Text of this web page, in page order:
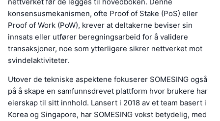
nettverket før de legges til hovedboken. Denne
konsensusmekanismen, ofte Proof of Stake (PoS) eller
Proof of Work (PoW), krever at deltakerne beviser sin
innsats eller utfører beregningsarbeid for å validere
transaksjoner, noe som ytterligere sikrer nettverket mot
svindelaktiviteter.
Utover de tekniske aspektene fokuserer SOMESING også
på å skape en samfunnsdrevet plattform hvor brukere har
eierskap til sitt innhold. Lansert i 2018 av et team basert i
Korea og Singapore, har SOMESING vokst betydelig, med